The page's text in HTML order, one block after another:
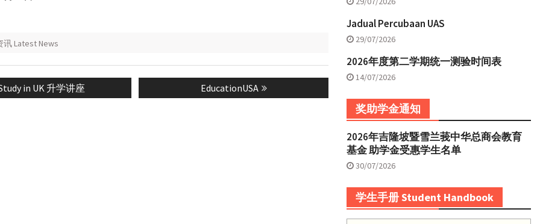
Latest News
in UK 升学讲座
Next
post:
EducationUSA
Jadual Percubaan UAS
29/07/2026
2026年度第二学期统一测验时间表
14/07/2026
奖助学金通知
2026年吉隆坡暨雪兰莪中华总商会教育
基金 助学金受惠学生名单
30/07/2026
学生手册 Student Handbook